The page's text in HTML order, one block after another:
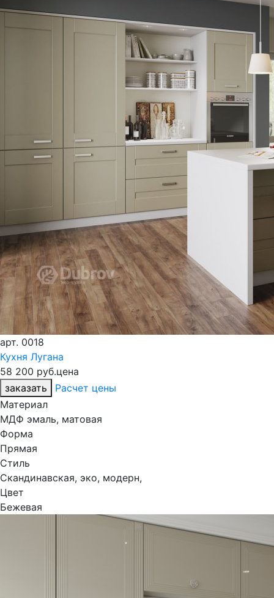
арт. 0018
Кухня Лугана
58 200 руб.цена
заказать
Расчет цены
Материал
МДФ эмаль, матовая
Форма
Прямая
Стиль
Скандинавская, эко, модерн,
Цвет
Бежевая